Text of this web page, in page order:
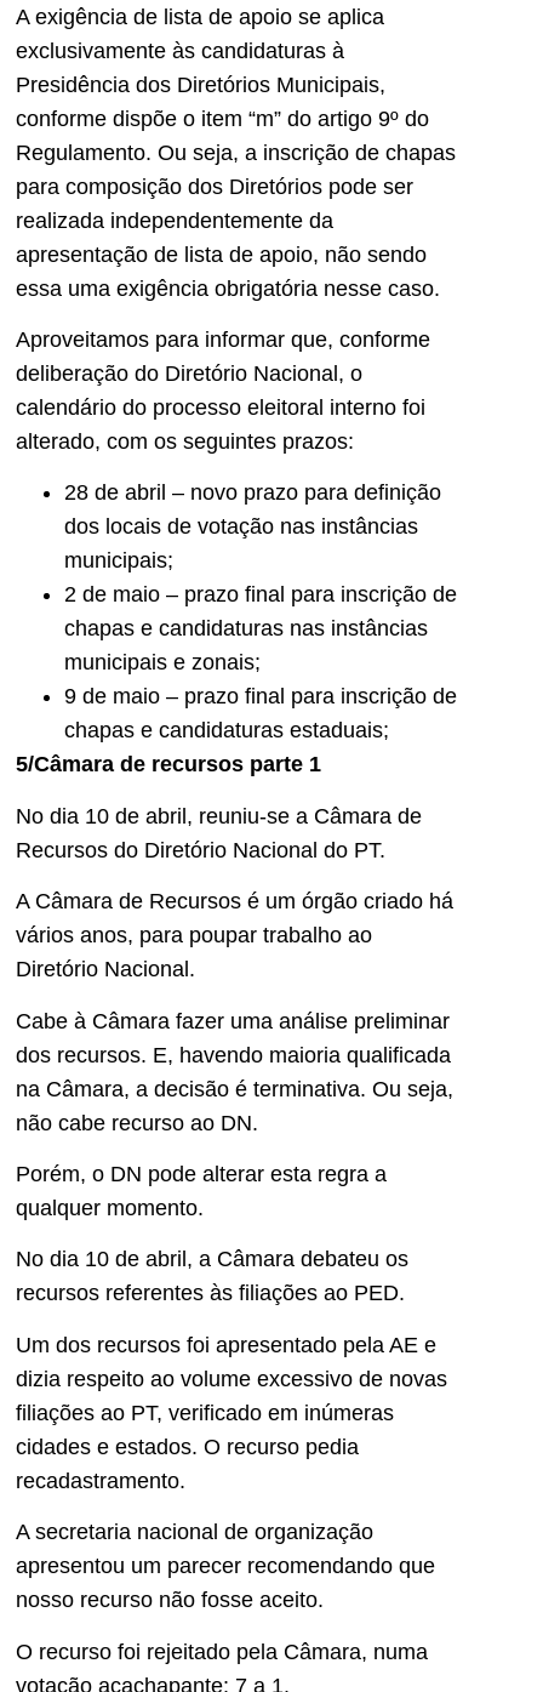
A exigência de lista de apoio se aplica
exclusivamente às candidaturas à
Presidência dos Diretórios Municipais,
conforme dispõe o item “m” do artigo 9º do
Regulamento. Ou seja, a inscrição de chapas
para composição dos Diretórios pode ser
realizada independentemente da
apresentação de lista de apoio, não sendo
essa uma exigência obrigatória nesse caso.
Aproveitamos para informar que, conforme
deliberação do Diretório Nacional, o
calendário do processo eleitoral interno foi
alterado, com os seguintes prazos:
28 de abril – novo prazo para definição
dos locais de votação nas instâncias
municipais;
2 de maio – prazo final para inscrição de
chapas e candidaturas nas instâncias
municipais e zonais;
9 de maio – prazo final para inscrição de
chapas e candidaturas estaduais;
5/Câmara de recursos parte 1
No dia 10 de abril, reuniu-se a Câmara de
Recursos do Diretório Nacional do PT.
A Câmara de Recursos é um órgão criado há
vários anos, para poupar trabalho ao
Diretório Nacional.
Cabe à Câmara fazer uma análise preliminar
dos recursos. E, havendo maioria qualificada
na Câmara, a decisão é terminativa. Ou seja,
não cabe recurso ao DN.
Porém, o DN pode alterar esta regra a
qualquer momento.
No dia 10 de abril, a Câmara debateu os
recursos referentes às filiações ao PED.
Um dos recursos foi apresentado pela AE e
dizia respeito ao volume excessivo de novas
filiações ao PT, verificado em inúmeras
cidades e estados. O recurso pedia
recadastramento.
A secretaria nacional de organização
apresentou um parecer recomendando que
nosso recurso não fosse aceito.
O recurso foi rejeitado pela Câmara, numa
votação acachapante: 7 a 1.